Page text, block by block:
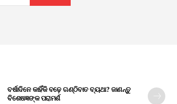
ବର୍ଷାଦିନେ କାହିଁକି ବଢ଼େ ଗଣ୍ଠିବାତ ବ୍ୟଥା? ଜାଣନ୍ତୁ
ବିଶେଷଜ୍ଞଙ୍କ ପରାମର୍ଶ